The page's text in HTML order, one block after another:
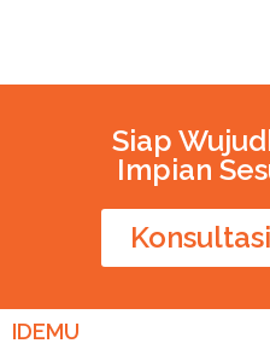
Siap
Impian
IDEMU